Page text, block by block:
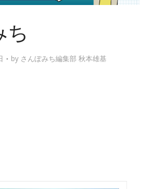
ち
by さんぽみち編集部 秋本雄基